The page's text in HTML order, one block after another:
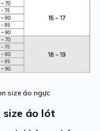
size áo ngực
size áo lót